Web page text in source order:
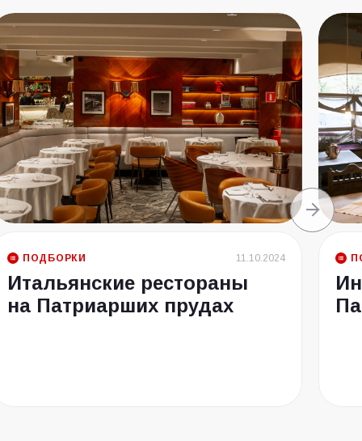
ПОДБОРКИ 11.10.2024
Итальянские рестораны
на Патриарших прудах